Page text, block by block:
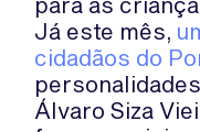
Já este mês,
cidadãos do
Álvaro Siza